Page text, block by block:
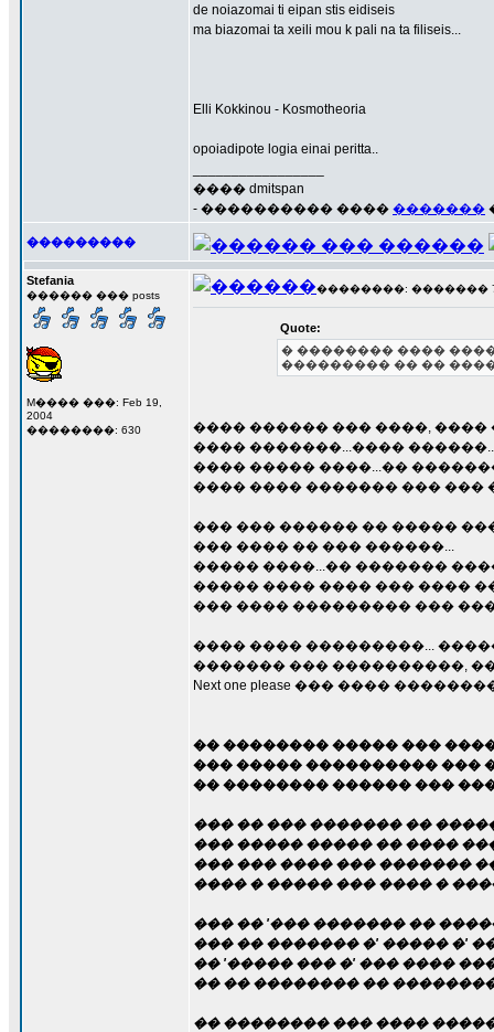
de noiazomai ti eipan stis eidiseis
ma biazomai ta xeili mou k pali na ta filiseis...
Elli Kokkinou - Kosmotheoria
opoiadipote logia einai peritta..
���� dmitspan
- ���������� ���� �������
���������
Stefania
������ ��� posts
M���� ���: Feb 19,
2004
��������: 630
��������: ������� 7
Quote:
� �������� ����
��������� �� ��
���� ������ ��� ����,
���� �������...����
���� ����� ����...��
���� ���� ������� ��� ���
��� ��� ������ �� �����
��� ���� �� ��� ������...
����� ����...�� �������
����� ���� ���� ��� ����
��� ���� ��������� ���
���� ���� ���������...
������� ��� ����������,
Next one please ��� ����
�� �������� ����� ���
��� ����� ���������� ���
�� �������� ������ ���
��� �� ��� ������� ��
��� ����� ����� �� ����
��� ��� ���� ��� �������
���� � ����� ��� ���� �
��� �� '��� ������� ��
��� �� ������� �' ����� �'
�� '����� ��� �' ��� ����
�� �� �������� ��
�� �������� ��� ����